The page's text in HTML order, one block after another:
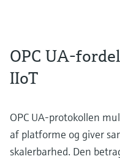
OPC UA-
IIoT
OPC UA-protokollen
af platforme og giver
skalerbarhed. Den